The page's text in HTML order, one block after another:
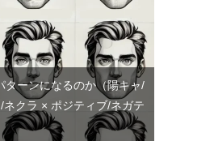
ターンになるのか（陽キャ/
ネクラ × ポジティブ/ネガテ